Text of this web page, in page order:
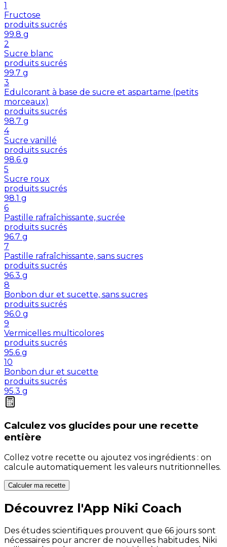
1
Fructose
produits sucrés
99.8 g
2
Sucre blanc
produits sucrés
99.7 g
3
Edulcorant à base de sucre et aspartame (petits
morceaux)
produits sucrés
98.7 g
4
Sucre vanillé
produits sucrés
98.6 g
5
Sucre roux
produits sucrés
98.1 g
6
Pastille rafraîchissante, sucrée
produits sucrés
96.7 g
7
Pastille rafraîchissante, sans sucres
produits sucrés
96.3 g
8
Bonbon dur et sucette, sans sucres
produits sucrés
96.0 g
9
Vermicelles multicolores
produits sucrés
95.6 g
10
Bonbon dur et sucette
produits sucrés
95.3 g
Calculez vos glucides pour une recette
entière
Collez votre recette ou ajoutez vos ingrédients : on
calcule automatiquement les valeurs nutritionnelles.
Calculer ma recette
Découvrez l'App Niki Coach
Des études scientifiques prouvent que 66 jours sont
nécessaires pour ancrer de nouvelles habitudes. Niki